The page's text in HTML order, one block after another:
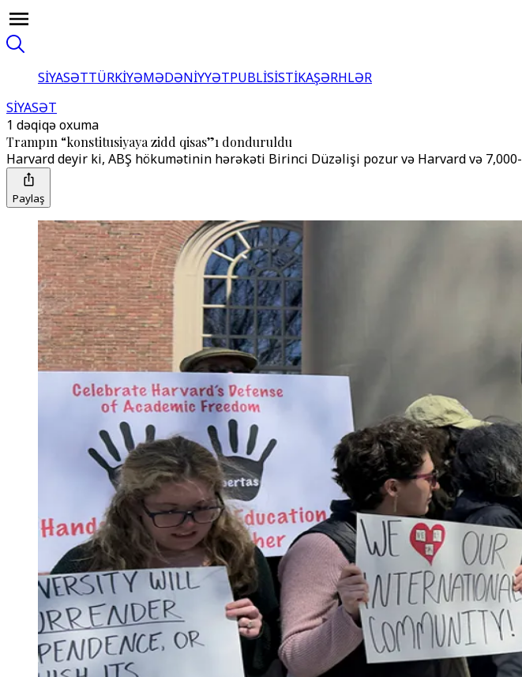
SİYASƏTTÜRKİYƏMƏDƏNİYYƏTPUBLİSİSTİKAŞƏRHLƏR
SİYASƏT
1 dəqiqə oxuma
Trampın “konstitusiyaya zidd qisas”ı donduruldu
Harvard deyir ki, ABŞ hökumətinin hərəkəti Birinci Düzəlişi pozur və Harvard və
Paylaş